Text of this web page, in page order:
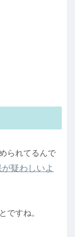
られてるんで
疑わしいよ
ですね。